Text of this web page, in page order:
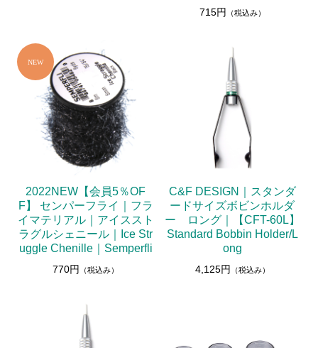
715円 （税込み）
2022NEW【会員5％OF
F】 センパーフライ｜フラ
イマテリアル｜アイススト
ラグルシェニール｜Ice Str
uggle Chenille｜Semperfli
770円 （税込み）
C&F DESIGN｜スタンダ
ードサイズボビンホルダ
ー ロング｜【CFT-60L】
Standard Bobbin Holder/L
ong
4,125円 （税込み）